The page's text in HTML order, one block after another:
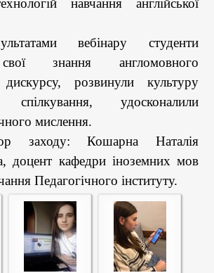
навчання англійської
вебінару студенти
знання англомовного
дискурсу, розвинули культуру
спілкування, удосконалили
мислення.
заходу: Кошарна Наталія
, доцент кафедри іноземних мов
Педагогічного інституту.